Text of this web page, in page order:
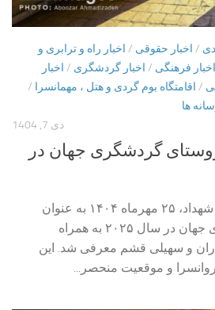
/ اخبار حقوقی / اخبار راه و ترابری و
اخبار فرهنگی / اخبار گردشگری / اخبار
/ اقامتگاه بوم گردی و هتل ، مهمانسرا /
ها
دی 7, 1404
روستای گردشگری جهان در
روستای تاریخی شفیع‌آباد شهداد، ۲۵ مهرماه ۱۴۰۴ به عنوان
بهترین روستای گردشگری جهان در سال ۲۰۲۵ به همراه
و سهیلی قشم معرفی شد. این
و موقعیت منحصر...